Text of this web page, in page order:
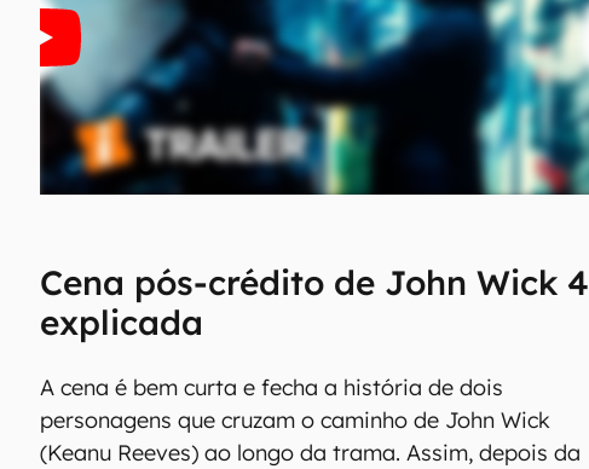
Cena pós-crédito de John Wick 4
explicada
A cena é bem curta e fecha a história de dois
personagens que cruzam o caminho de John Wick
(Keanu Reeves) ao longo da trama. Assim, depois da